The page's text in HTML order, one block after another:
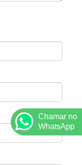
Chamar no
WhatsApp